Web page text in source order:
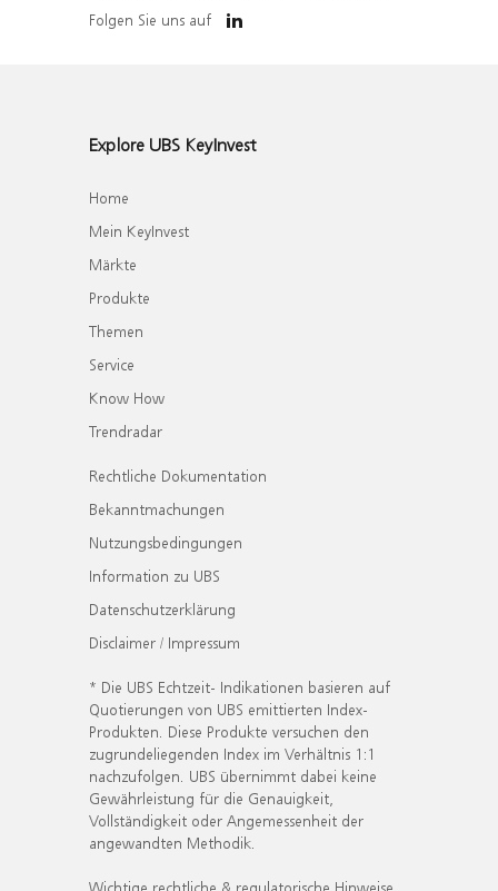
Folgen Sie uns auf
Explore UBS KeyInvest
Home
Mein KeyInvest
Märkte
Produkte
Themen
Service
Know How
Trendradar
Rechtliche Dokumentation
Bekanntmachungen
Nutzungsbedingungen
Information zu UBS
Datenschutzerklärung
Disclaimer / Impressum
* Die UBS Echtzeit- Indikationen basieren auf
Quotierungen von UBS emittierten Index-
Produkten. Diese Produkte versuchen den
zugrundeliegenden Index im Verhältnis 1:1
nachzufolgen. UBS übernimmt dabei keine
Gewährleistung für die Genauigkeit,
Vollständigkeit oder Angemessenheit der
angewandten Methodik.